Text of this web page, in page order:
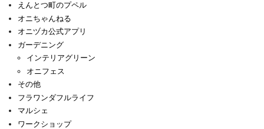
えんとつ町のプペル
オニちゃんねる
オニヅカ公式アプリ
ガーデニング
インテリアグリーン
オニフェス
その他
フラワンダフルライフ
マルシェ
ワークショップ